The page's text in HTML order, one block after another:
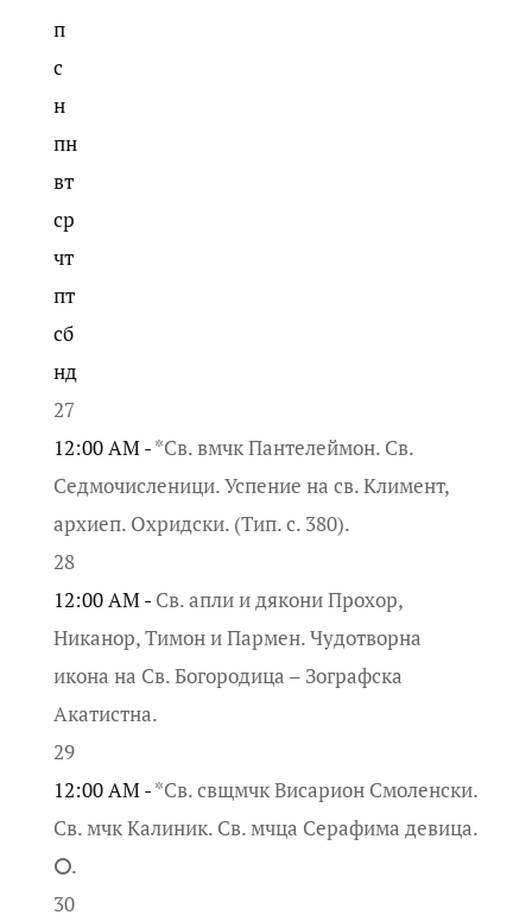
п
с
н
пн
вт
ср
чт
пт
сб
нд
27
12:00 AM -*Св. вмчк Пантелеймон. Св.
Седмочисленици. Успение на св. Климент,
архиеп. Охридски. (Тип. с. 380).
28
12:00 AM - Св. апли и дякони Прохор,
Никанор, Тимон и Пармен. Чудотворна
икона на Св. Богородица – Зографска
Акатистна.
29
12:00 AM -*Св. свщмчк Висарион Смоленски.
Св. мчк Калиник. Св. мчца Серафима девица.
⭘.
30